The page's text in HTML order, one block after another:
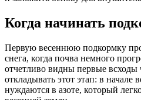
Когда начинать
Первую весеннюю подкормку
снега, когда почва немного
отчетливо видны первые всходы
откладывать этот этап: в начале
нуждаются в азоте, который